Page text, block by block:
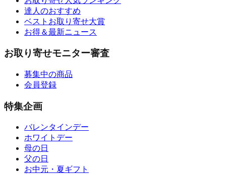
達人のおすすめ
ベストお取り寄せ大賞
お得＆最新ニュース
お取り寄せモニター審査
募集中の商品
会員登録
特集企画
バレンタインデー
ホワイトデー
母の日
父の日
お中元・夏ギフト